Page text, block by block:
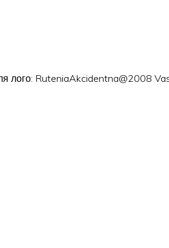
лого: RuteniaAkcidentna@2008